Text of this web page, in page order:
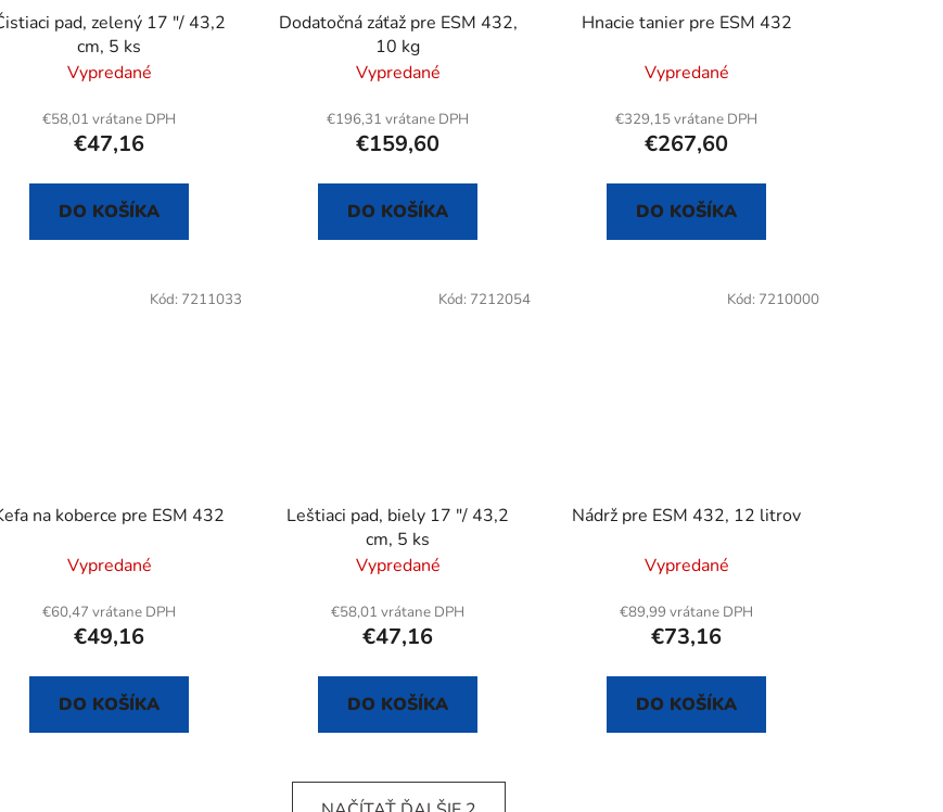
pad, zelený 17 "/ 43,2
cm, 5 ks
Vypredané
€58,01 vrátane DPH
€47,16
DO KOŠÍKA
Dodatočná záťaž pre ESM 432,
10 kg
Vypredané
€196,31 vrátane DPH
€159,60
DO KOŠÍKA
Hnacie tanier pre ESM 432
Vypredané
€329,15 vrátane DPH
€267,60
DO KOŠÍKA
na koberce pre ESM 432
Vypredané
€60,47 vrátane DPH
€49,16
DO KOŠÍKA
Kód: 7211033
Leštiaci pad, biely 17 "/ 43,2
cm, 5 ks
Vypredané
€58,01 vrátane DPH
€47,16
DO KOŠÍKA
Kód: 7212054
Nádrž pre ESM 432, 12 litrov
Vypredané
€89,99 vrátane DPH
€73,16
DO KOŠÍKA
Kód: 7210000